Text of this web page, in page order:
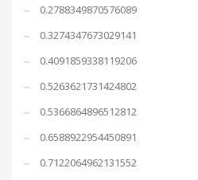
0.2788349870576089
0.3274347673029141
0.4091859338119206
0.5263621731424802
0.5366864896512812
0.6588922954450891
0.7122064962131552